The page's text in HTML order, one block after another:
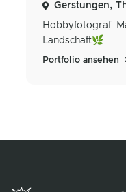
Gerstungen,
Hobbyfotograf:
Landschaft🌿
Portfolio ansehen